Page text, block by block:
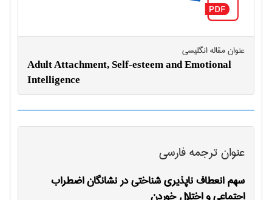
عنوان مقاله انگليسی
Adult Attachment, Self-esteem and Emotional
Intelligence
عنوان ترجمه فارسی
سهم انعطاف ناپذیری شناختی در نشانگان اضطراب